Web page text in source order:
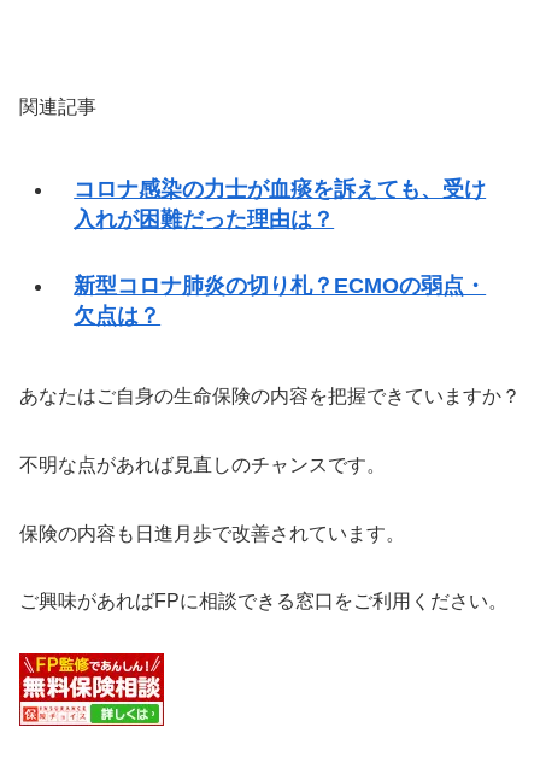
関連記事
コロナ感染の力士が血痰を訴えても、受け
入れが困難だった理由は？
新型コロナ肺炎の切り札？ECMOの弱点・
欠点は？
あなたはご自身の生命保険の内容を把握できていますか？
不明な点があれば見直しのチャンスです。
保険の内容も日進月歩で改善されています。
ご興味があればFPに相談できる窓口をご利用ください。